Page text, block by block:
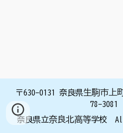
〒630-0131 奈良県生駒市上
78-3081
奈良県立奈良北高等学校